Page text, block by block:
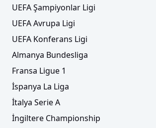
UEFA Şampiyonlar Ligi
UEFA Avrupa Ligi
UEFA Konferans Ligi
Almanya Bundesliga
Fransa Ligue 1
İspanya La Liga
İtalya Serie A
İngiltere Championship